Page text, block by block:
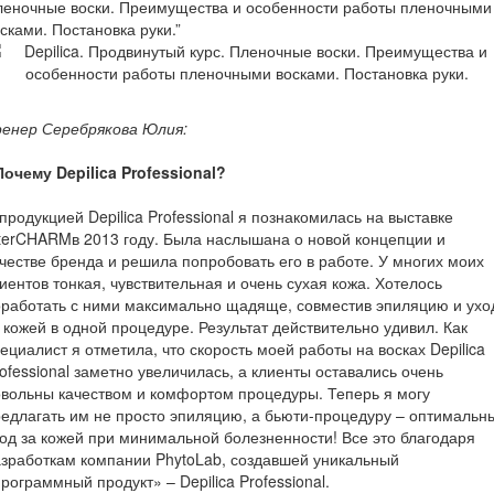
воски. Преимущества и особенности работы пленочными
Постановка руки.”
Серебрякова Юлия:
Depilica Professional?
Depilica Professional я познакомилась на выставке
2013 году. Была наслышана о новой концепции и
бренда и решила попробовать его в работе. У многих моих
тонкая, чувствительная и очень сухая кожа. Хотелось
с ними максимально щадяще, совместив эпиляцию и
кожей в одной процедуре. Результат действительно удивил. Как
я отметила, что скорость моей работы на восках Depilica
заметно увеличилась, а клиенты оставались очень
качеством и комфортом процедуры. Теперь я могу
им не просто эпиляцию, а бьюти-процедуру –
за кожей при минимальной болезненности! Все это благодаря
компании PhytoLab, создавшей уникальный
продукт» – Depilica Professional.